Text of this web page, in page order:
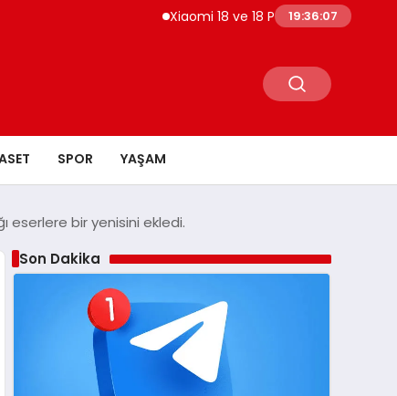
Xiaomi 18 ve 18 Pro Max EEC Sertifikası
19:36:08
SPOR YAŞAM
eserlere bir yenisini ekledi.
Son Dakika